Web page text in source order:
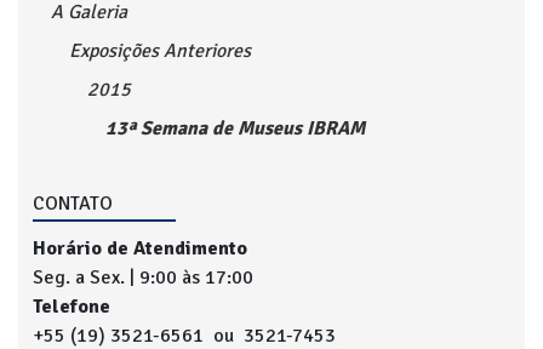
A Galeria
Exposições Anteriores
2015
13ª Semana de Museus IBRAM
CONTATO
Horário de Atendimento
Seg. a Sex. | 9:00 às 17:00
Telefone
+55 (19) 3521-6561 ou 3521-7453